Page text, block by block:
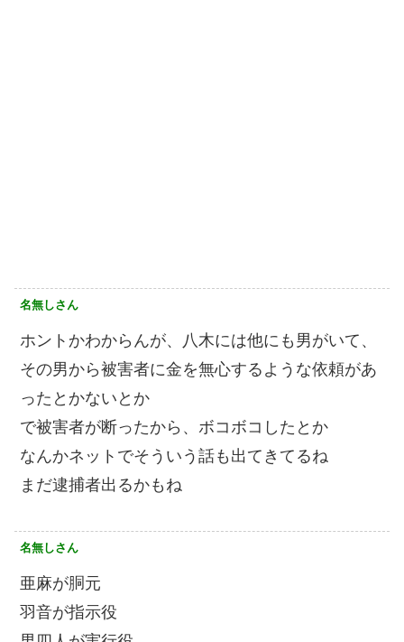
名無しさん
ホントかわからんが、八木には他にも男がいて、
その男から被害者に金を無心するような依頼があ
ったとかないとか
で被害者が断ったから、ボコボコしたとか
なんかネットでそういう話も出てきてるね
まだ逮捕者出るかもね
名無しさん
亜麻が胴元
羽音が指示役